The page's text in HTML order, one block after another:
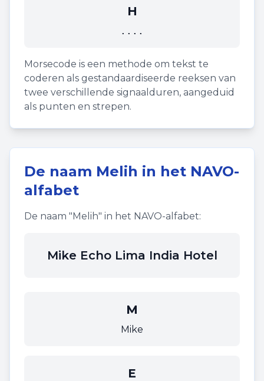
H
....
Morsecode is een methode om tekst te
coderen als gestandaardiseerde reeksen van
twee verschillende signaalduren, aangeduid
als punten en strepen.
De naam Melih in het NAVO-
alfabet
De naam "Melih" in het NAVO-alfabet:
Mike Echo Lima India Hotel
M
Mike
E